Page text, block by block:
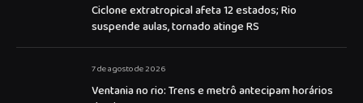
Ciclone extratropical afeta 12 estados; Rio
suspende aulas, tornado atinge RS
7 de agosto de 2026
Ventania no rio: Trens e metrô antecipam horários